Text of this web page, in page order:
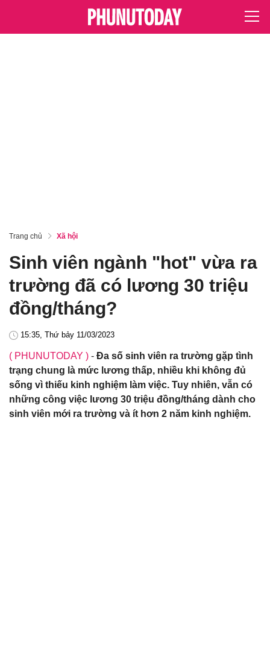
Trang chủ Xã hội
Sinh viên ngành "hot" vừa ra
trường đã có lương 30 triệu
đồng/tháng?
15:35, Thứ bảy 11/03/2023
( PHUNUTODAY ) - Đa số sinh viên ra trường gặp tình
trạng chung là mức lương thấp, nhiều khi không đủ
sống vì thiếu kinh nghiệm làm việc. Tuy nhiên, vẫn có
những công việc lương 30 triệu đồng/tháng dành cho
sinh viên mới ra trường và ít hơn 2 năm kinh nghiệm.